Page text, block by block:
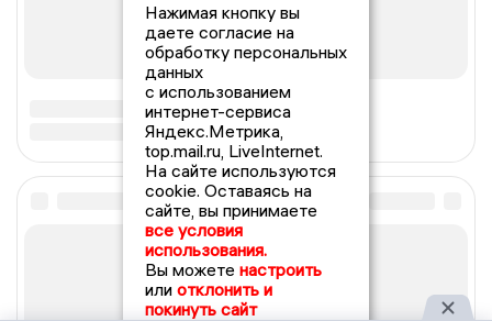
Нажимая кнопку вы
даете согласие на
обработку персональных
данных
с использованием
интернет-сервиса
Яндекс.Метрика,
top.mail.ru, LiveInternet.
На сайте используются
cookie. Оставаясь на
сайте, вы принимаете
все условия
использования.
Вы можете настроить
или отклонить и
покинуть сайт